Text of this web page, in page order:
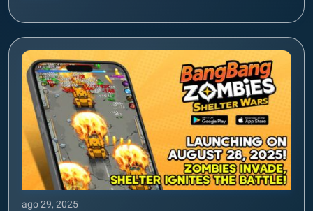
ago 29, 2025